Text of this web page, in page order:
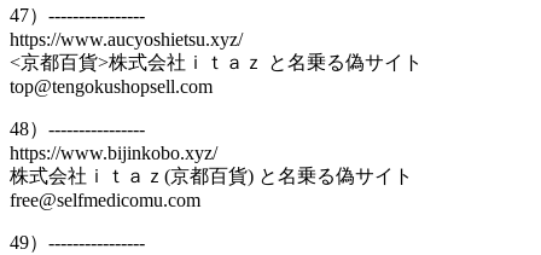
47）----------------
https://www.aucyoshietsu.xyz/
<京都百貨>株式会社ｉｔａｚ と名乗る偽サイト
top@tengokushopsell.com
48）----------------
https://www.bijinkobo.xyz/
株式会社ｉｔａｚ(京都百貨) と名乗る偽サイト
free@selfmedicomu.com
49）----------------